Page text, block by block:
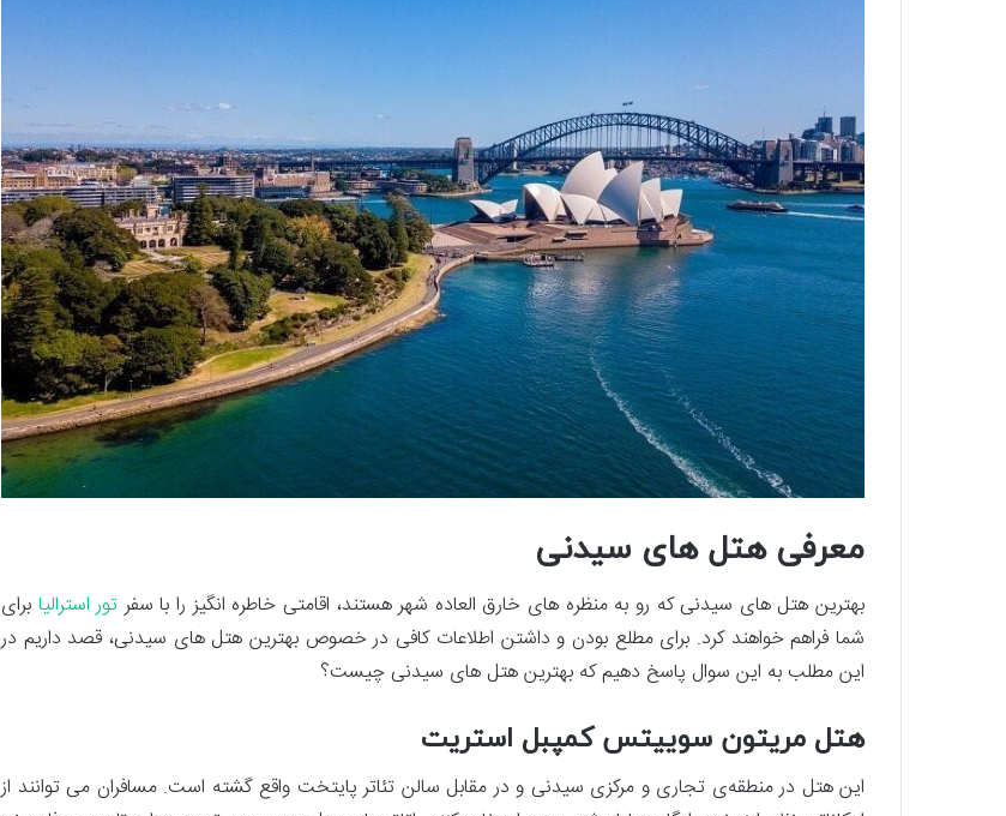
معرفی هتل های سیدنی
بهترین هتل ‌های سیدنی که رو به منظره های خارق ‌العاده‌ شهر هستند، اقامتی خاطره‌ انگیز را با سفرتور استرالیا برای
شما فراهم خواهند کرد. برای مطلع بودن و داشتن اطلاعات کافی در خصوص بهترین هتل های سیدنی، قصد داریم در
این مطلب به این سوال پاسخ دهیم که بهترین هتل های سیدنی چیست؟
هتل مریتون سوییتس کمپبل استریت
این هتل در منطقه‌ی تجاری و مرکزی سیدنی و در مقابل سالن تئاتر پایتخت واقع گشته است. مسافران می ‌توانند از